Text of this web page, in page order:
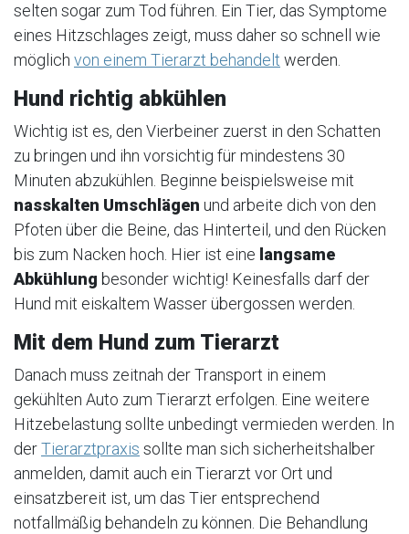
selten sogar zum Tod führen. Ein Tier, das Symptome
eines Hitzschlages zeigt, muss daher so schnell wie
möglich von einem Tierarzt behandelt werden.
Hund richtig abkühlen
Wichtig ist es, den Vierbeiner zuerst in den Schatten
zu bringen und ihn vorsichtig für mindestens 30
Minuten abzukühlen. Beginne beispielsweise mit
nasskalten Umschlägen und arbeite dich von den
Pfoten über die Beine, das Hinterteil, und den Rücken
bis zum Nacken hoch. Hier ist eine langsame
Abkühlung besonder wichtig! Keinesfalls darf der
Hund mit eiskaltem Wasser übergossen werden.
Mit dem Hund zum Tierarzt
Danach muss zeitnah der Transport in einem
gekühlten Auto zum Tierarzt erfolgen. Eine weitere
Hitzebelastung sollte unbedingt vermieden werden. In
derTierarztpraxis sollte man sich sicherheitshalber
anmelden, damit auch ein Tierarzt vor Ort und
einsatzbereit ist, um das Tier entsprechend
notfallmäßig behandeln zu können. Die Behandlung